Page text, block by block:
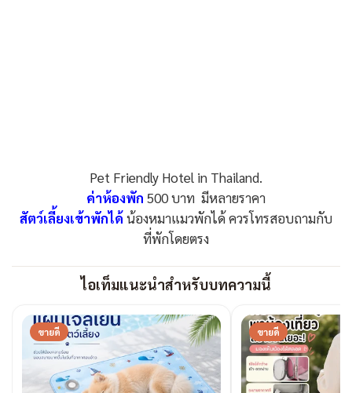
Pet Friendly Hotel in Thailand.
ค่าห้องพัก 500 บาท มีหลายราคา
สัตว์เลี้ยงเข้าพักได้น้องหมาแมวพักได้ ควรโทรสอบถามกับ
ที่พักโดยตรง
ไอเท็มแนะนำสำหรับบทความนี้
ขายดี ขายดี